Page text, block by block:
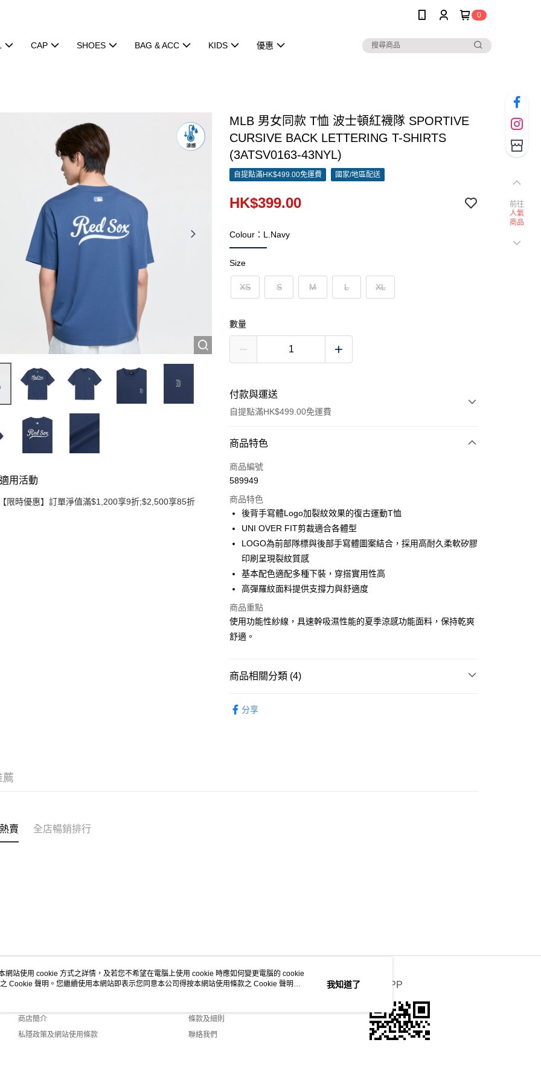
0
CAP SHOES BAG & ACC KIDS 優惠
用活動
限時優惠】訂單淨值滿$1,200享9折;$2,500享85折
MLB 男女同款 T恤 波士頓紅襪隊 SPORTIVE
CURSIVE BACK LETTERING T-SHIRTS
(3ATSV0163-43NYL)
自提點滿HK$499.00免運費 國家/地區配送
HK$399.00
Colour：L.Navy
Size
XS S M L XL
數量
付款與運送
自提點滿HK$499.00免運費
付款方式
信用卡
Google Pay
AlipayHK
WeChat Pay
送貨方式
付款後順豐站及營業點
每筆HK$50.00，滿HK$499.00或以上免運費
每筆HK$50.00，滿HK$499.00或以上免運費
每筆HK$50.00，滿HK$499.00或以上免運費
商品特色
商品編號
589949
商品特色
後背手寫體Logo加裂紋效果的復古運動T恤
UNI OVER FIT剪裁適合各體型
LOGO為前部隊標與後部手寫體圖案結合，採用高耐久柔軟矽膠
印刷呈現裂紋質感
基本配色適配多種下裝，穿搭實用性高
高彈羅紋面料提供支撐力與舒適度
商品重點
使用功能性紗線，具速幹吸濕性能的夏季涼感功能面料，保持乾爽
舒適。
商品相關分類 (4)
分享
薦
賣 全店暢銷排行
關於我們
商店簡介
私隱政策及網站使用條款
客戶服務
條款及細則
聯絡我們
官方APP
前往
人氣
商品
網站使用 cookie 方式之詳情，及若您不希望在電腦上使用 cookie 時應如何變更電腦的 cookie
Cookie 聲明。您繼續使用本網站即表示您同意本公司得按本網站使用條款之 Cookie 聲明使
我知道了